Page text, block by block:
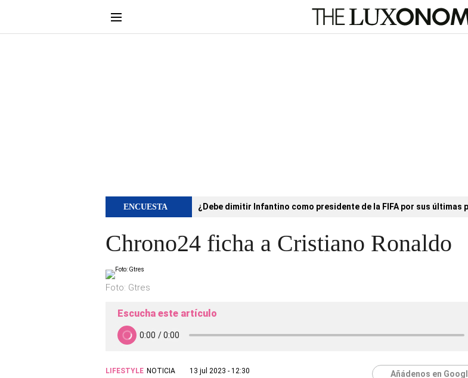
ENCUESTA ¿Debe dimitir Infantino como presidente de la FIFA por sus últimas
Chrono24 ficha a Cristiano Ronaldo
Foto: Gtres
Escucha este artículo
LIFESTYLE NOTICIA
13 jul 2023 - 12:30
Añádenos en